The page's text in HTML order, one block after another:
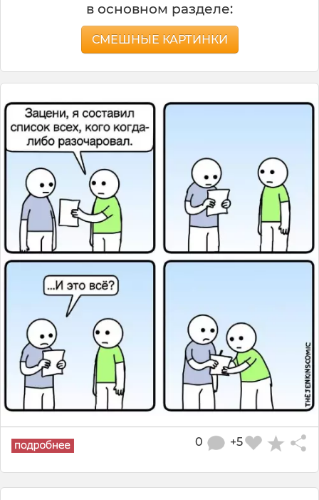
в основном разделе:
СМЕШНЫЕ КАРТИНКИ
+5
0